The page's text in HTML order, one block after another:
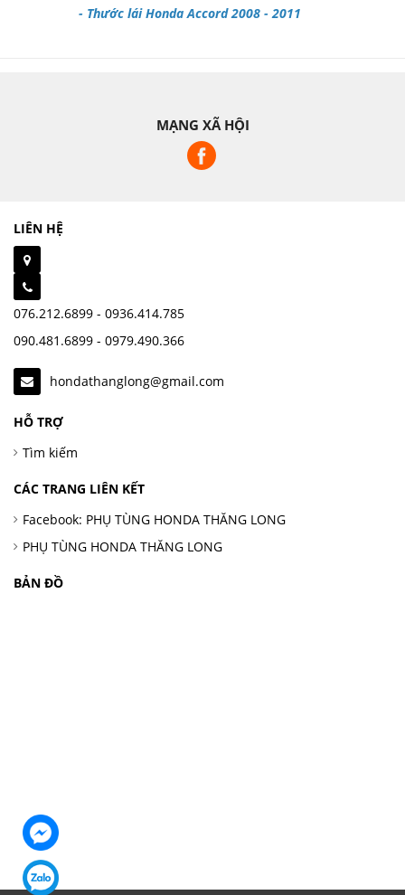
- Thước lái Honda Accord 2008 - 2011
MẠNG XÃ HỘI
LIÊN HỆ
076.212.6899 - 0936.414.785
090.481.6899 - 0979.490.366
hondathanglong@gmail.com
HỖ TRỢ
Tìm kiếm
CÁC TRANG LIÊN KẾT
Facebook: PHỤ TÙNG HONDA THĂNG LONG
PHỤ TÙNG HONDA THĂNG LONG
BẢN ĐỒ